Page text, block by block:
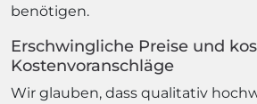
benötigen.
Erschwingliche Preise und
Kostenvoranschläge
Wir glauben, dass qualitativ